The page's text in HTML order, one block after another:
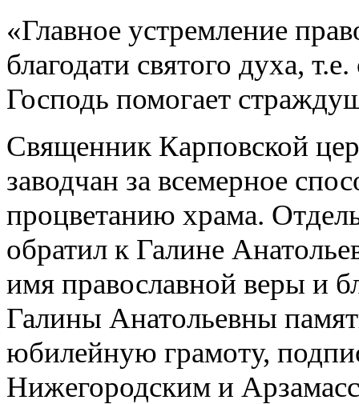
«Главное устремление
благодати святого духа,
Господь помогает
Священник Карповской
заводчан за всемерное
процветанию храма.
обратил к Галине
имя православной веры и
Галины Анатольевны
юбилейную грамоту,
Нижегородским и